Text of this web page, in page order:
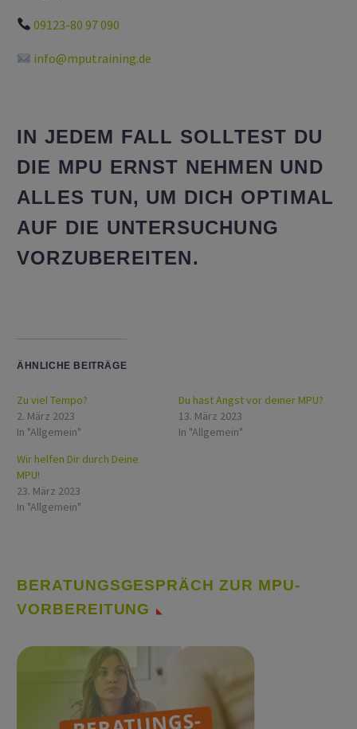
09123-80 97 090
info@mputraining.de
IN JEDEM FALL SOLLTEST DU
DIE MPU ERNST NEHMEN UND
ALLES TUN, UM DICH OPTIMAL
AUF DIE UNTERSUCHUNG
VORZUBEREITEN.
ÄHNLICHE BEITRÄGE
Zu viel Tempo?
2. März 2023
In "Allgemein"
Du hast Angst vor deiner MPU?
13. März 2023
In "Allgemein"
Wir helfen Dir durch Deine
MPU!
23. März 2023
In "Allgemein"
BERATUNGSGESPRÄCH ZUR MPU-
VORBEREITUNG